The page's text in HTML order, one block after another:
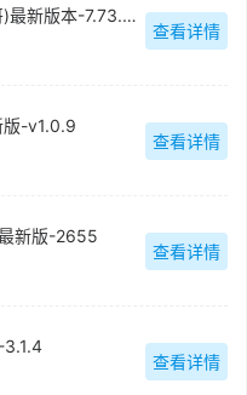
菜鸟点我达(菜鸟小哥)最新版本-7.73.0.6
查看详情
版-v1.0.9
查看详情
新版-2655
查看详情
3.1.4
查看详情